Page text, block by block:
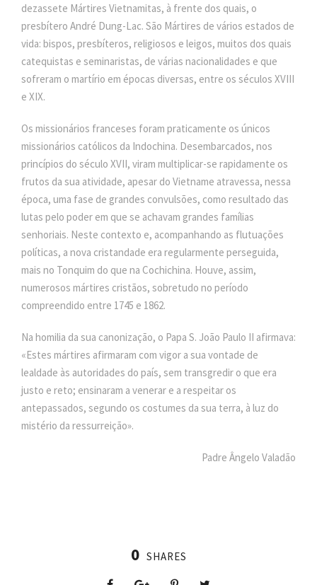
dezassete Mártires Vietnamitas, à frente dos quais, o
presbítero André Dung-Lac. São Mártires de vários estados de
vida: bispos, presbíteros, religiosos e leigos, muitos dos quais
catequistas e seminaristas, de várias nacionalidades e que
sofreram o martírio em épocas diversas, entre os séculos XVIII
e XIX.
Os missionários franceses foram praticamente os únicos
missionários católicos da Indochina. Desembarcados, nos
princípios do século XVII, viram multiplicar-se rapidamente os
frutos da sua atividade, apesar do Vietname atravessa, nessa
época, uma fase de grandes convulsões, como resultado das
lutas pelo poder em que se achavam grandes famílias
senhoriais. Neste contexto e, acompanhando as flutuações
políticas, a nova cristandade era regularmente perseguida,
mais no Tonquim do que na Cochichina. Houve, assim,
numerosos mártires cristãos, sobretudo no período
compreendido entre 1745 e 1862.
Na homilia da sua canonização, o Papa S. João Paulo II afirmava:
«Estes mártires afirmaram com vigor a sua vontade de
lealdade às autoridades do país, sem transgredir o que era
justo e reto; ensinaram a venerar e a respeitar os
antepassados, segundo os costumes da sua terra, à luz do
mistério da ressurreição».
Padre Ângelo Valadão
0 SHARES